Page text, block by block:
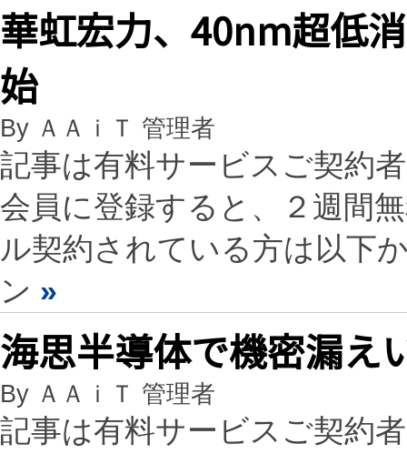
華虹宏力、40nm超低
始
By ＡＡｉＴ 管理者
記事は有料サービスご契約
会員に登録すると、２週間
ル契約されている方は以下
ン »
海思半導体で機密漏え
By ＡＡｉＴ 管理者
記事は有料サービスご契約